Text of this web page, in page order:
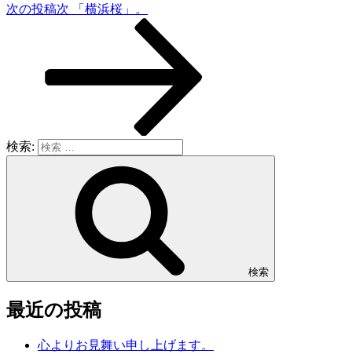
次の投稿次 「横浜桜」。
検索:
検索
最近の投稿
心よりお見舞い申し上げます。